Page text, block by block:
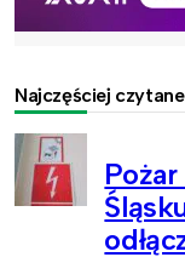
Najczęściej czytane